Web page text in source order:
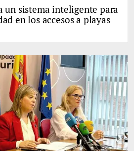
un sistema inteligente para
en los accesos a playas